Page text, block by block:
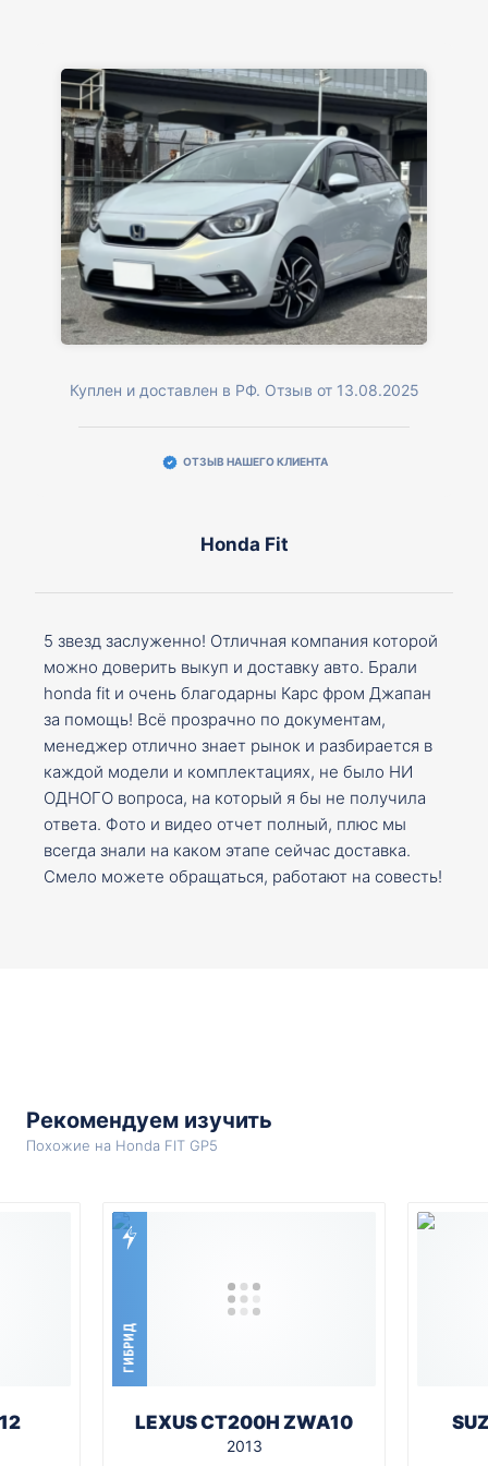
Куплен и доставлен в РФ. Отзыв от 13.08.2025
ОТЗЫВ НАШЕГО КЛИЕНТА
Honda Fit
5 звезд заслуженно! Отличная компания которой
можно доверить выкуп и доставку авто. Брали
honda fit и очень благодарны Карс фром Джапан
за помощь! Всё прозрачно по документам,
менеджер отлично знает рынок и разбирается в
каждой модели и комплектациях, не было НИ
ОДНОГО вопроса, на который я бы не получила
ответа. Фото и видео отчет полный, плюс мы
всегда знали на каком этапе сейчас доставка.
Смело можете обращаться, работают на совесть!
Рекомендуем изучить
Похожие на Honda FIT GP5
ГИБРИД
LEXUS CT200H ZWA10
2013